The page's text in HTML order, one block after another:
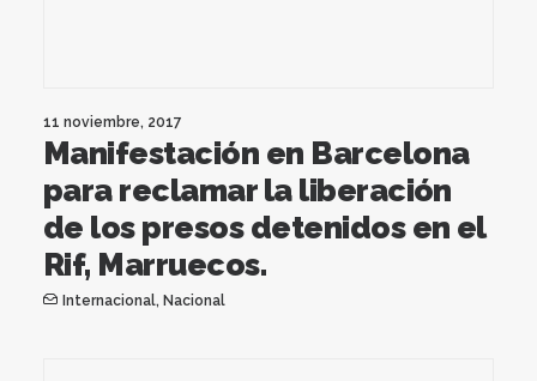
11 noviembre, 2017
Manifestación en Barcelona
para reclamar la liberación
de los presos detenidos en el
Rif, Marruecos.
Internacional, Nacional